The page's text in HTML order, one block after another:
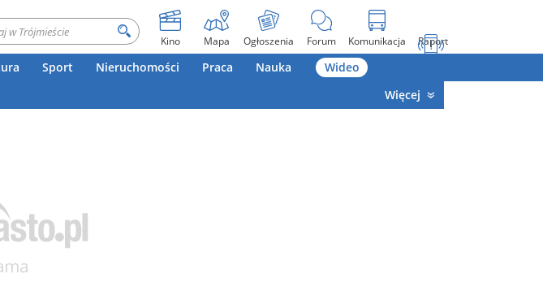
Kino Mapa Ogłoszenia Forum Komunikacja Raport
Sport Nieruchomości Praca Nauka
Wideo
Więcej